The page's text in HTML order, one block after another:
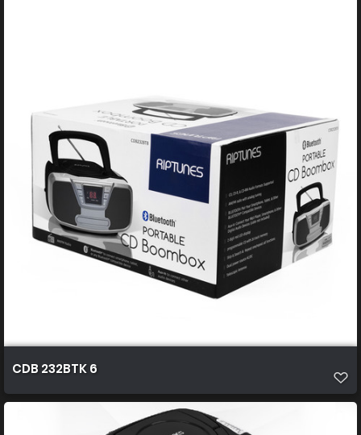
CDB 232BTK 6